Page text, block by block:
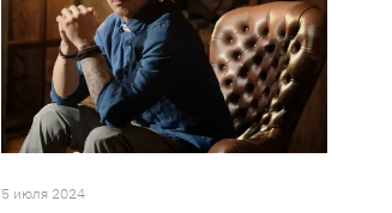
5 июля 2024